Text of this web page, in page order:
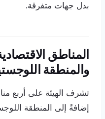
بدل جهات متفرقة.
المناطق
والمنطقة
تشرف الهيئة على أربع
إضافةً إلى المنطقة